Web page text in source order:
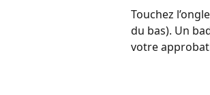
Touchez
du bas). Un
votre